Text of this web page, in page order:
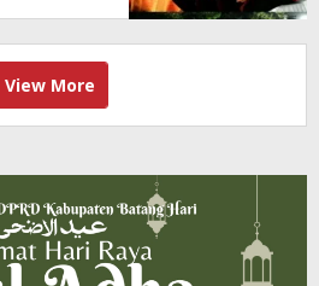
View More